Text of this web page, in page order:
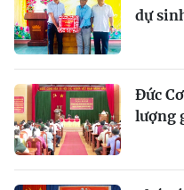
dự
Đức
lượng